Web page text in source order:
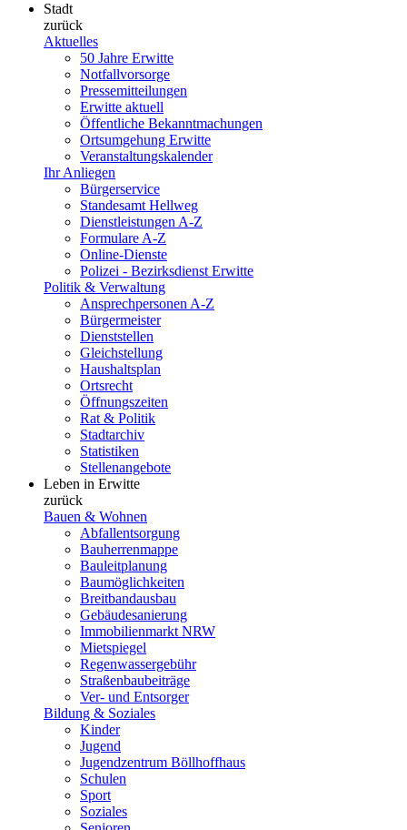
Stadt
zurück
Aktuelles
50 Jahre Erwitte
Notfallvorsorge
Pressemitteilungen
Erwitte aktuell
Öffentliche Bekanntmachungen
Ortsumgehung Erwitte
Veranstaltungskalender
Ihr Anliegen
Bürgerservice
Standesamt Hellweg
Dienstleistungen A-Z
Formulare A-Z
Online-Dienste
Polizei - Bezirksdienst Erwitte
Politik & Verwaltung
Ansprechpersonen A-Z
Bürgermeister
Dienststellen
Gleichstellung
Haushaltsplan
Ortsrecht
Öffnungszeiten
Rat & Politik
Stadtarchiv
Statistiken
Stellenangebote
Leben in Erwitte
zurück
Bauen & Wohnen
Abfallentsorgung
Bauherrenmappe
Bauleitplanung
Baumöglichkeiten
Breitbandausbau
Gebäudesanierung
Immobilienmarkt NRW
Mietspiegel
Regenwassergebühr
Straßenbaubeiträge
Ver- und Entsorger
Bildung & Soziales
Kinder
Jugend
Jugendzentrum Böllhoffhaus
Schulen
Sport
Soziales